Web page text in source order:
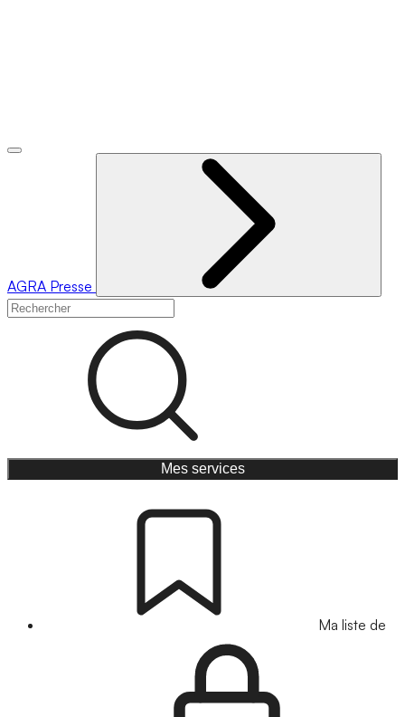
AGRA Presse
Mes services
Ma liste de